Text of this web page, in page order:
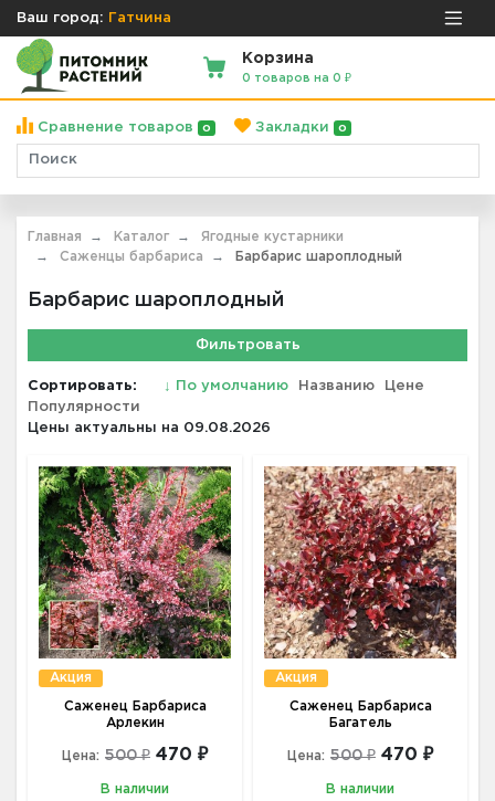
Ваш город: Гатчина
Корзина
0 товаров на 0 ₽
Сравнение товаров 0 Закладки 0
Главная Каталог
Ягодные кустарники
Саженцы барбариса
Барбарис шароплодный
Барбарис шароплодный
Фильтровать
Сортировать: ↓ По умолчанию Названию
Цене
Популярности
Цены актуальны на 09.08.2026
Акция
Саженец Барбариса
Арлекин
Цена: 500 ₽ 470 ₽
В наличии
Акция
Саженец Барбариса
Багатель
Цена: 500 ₽ 470 ₽
В наличии